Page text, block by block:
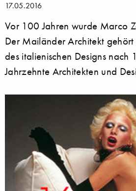
17.05.2016
Vor 100 Jahren wurde Marco
Der Mailänder Architekt
des italienischen Designs nach
Jahrzehnte Architekten und